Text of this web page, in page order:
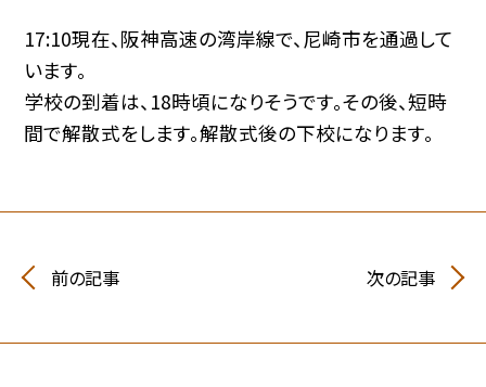
17:10現在、阪神高速の湾岸線で、尼崎市を通過して
います。
学校の到着は、18時頃になりそうです。その後、短時
間で解散式をします。解散式後の下校になります。
前の記事 次の記事